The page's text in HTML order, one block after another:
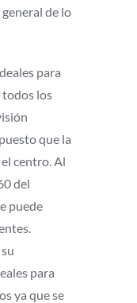
de lo
para
todos los
que la
centro. Al
del
puede
para
ya que se